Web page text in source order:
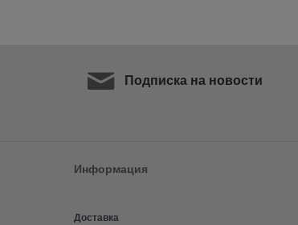
Подписка на новости
Информация
Доставка